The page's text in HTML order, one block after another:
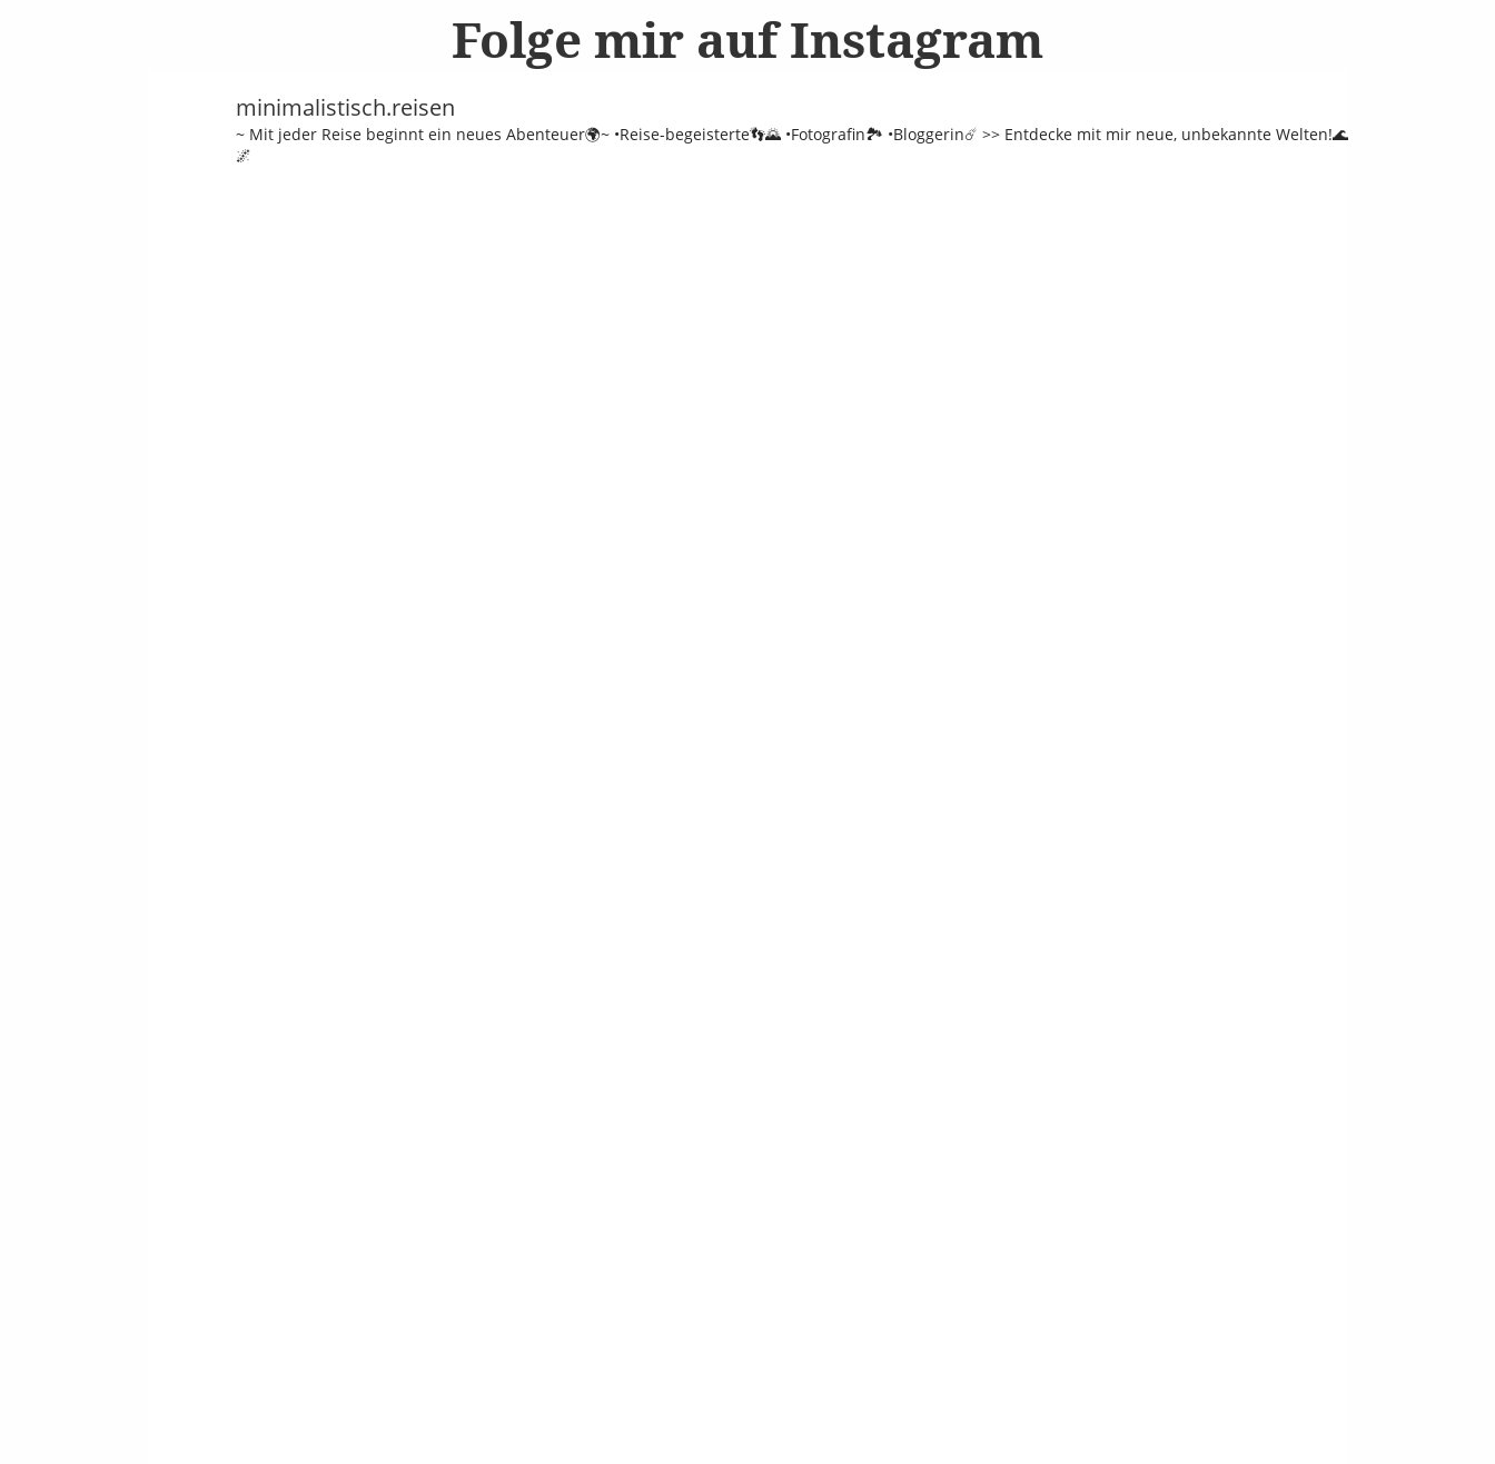
Folge mir auf Instagram
minimalistisch.reisen
~ Mit jeder Reise beginnt ein neues Abenteuer🌍~ •Reise-begeisterte👣🌄 •Fotografin🏞️ •Bloggerin☄️ >> Entdecke mit mir neue, unbekannte Welten!🌊
🌌